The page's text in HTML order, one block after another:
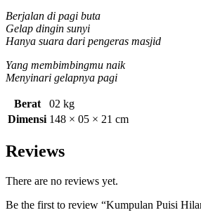
Berjalan di pagi buta
Gelap dingin sunyi
Hanya suara dari pengeras masjid
Yang membimbingmu naik
Menyinari gelapnya pagi
Berat
02 kg
Dimensi 148 × 05 × 21 cm
Reviews
There are no reviews yet.
Be the first to review “Kumpulan Puisi